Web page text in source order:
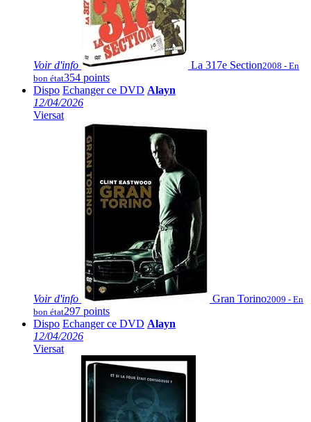
Voir d'info La 317e Section2008 - En
bon état354 points
Dispo Echanger ce DVD Alayn
12/04/2026
Viersat
Voir d'info Gran Torino2009 - En
bon état297 points
Dispo Echanger ce DVD Alayn
12/04/2026
Viersat